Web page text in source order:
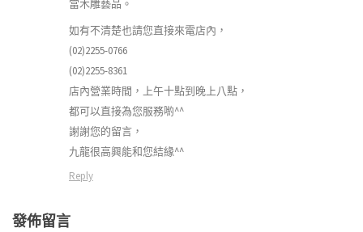
當木雕藝品。
如有不清楚也請您直接來電店內，
(02)2255-0766
(02)2255-8361
店內營業時間，上午十點到晚上八點，
都可以直接為您服務喲^^
謝謝您的留言，
九龍很高興能和您結緣^^
Reply
發佈留言